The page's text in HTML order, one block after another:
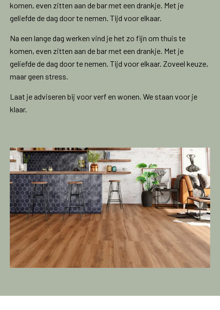
komen, even zitten aan de bar met een drankje. Met je
geliefde de dag door te nemen. Tijd voor elkaar.
Na een lange dag werken vind je het zo fijn om thuis te
komen, even zitten aan de bar met een drankje. Met je
geliefde de dag door te nemen. Tijd voor elkaar. Zoveel keuze,
maar geen stress.
Laat je adviseren bij voor verf en wonen. We staan voor je
klaar.